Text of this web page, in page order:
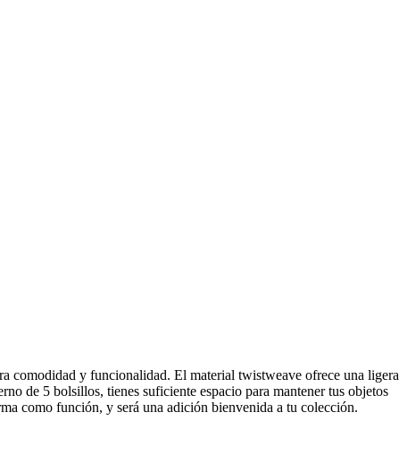
comodidad y funcionalidad. El material twistweave ofrece una ligera
de 5 bolsillos, tienes suficiente espacio para mantener tus objetos
como función, y será una adición bienvenida a tu colección.